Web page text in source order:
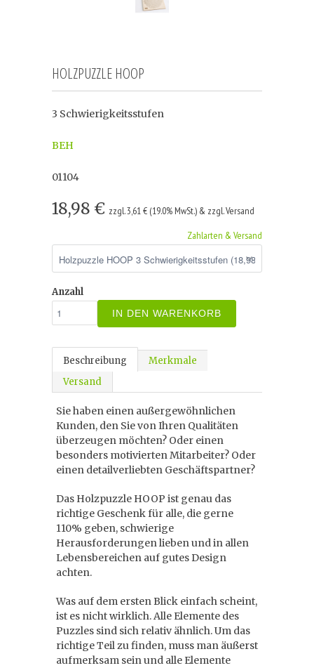
HOLZPUZZLE HOOP
3 Schwierigkeitsstufen
BEH
01104
18,98 € zzgl. 3,61 € (19.0% MwSt.) & zzgl. Versand
Zahlarten & Versand
Anzahl
IN DEN WARENKORB
Beschreibung
Merkmale
Versand
Sie haben einen außergewöhnlichen
Kunden, den Sie von Ihren Qualitäten
überzeugen möchten? Oder einen
besonders motivierten Mitarbeiter? Oder
einen detailverliebten Geschäftspartner?
Das Holzpuzzle HOOP ist genau das
richtige Geschenk für alle, die gerne
110% geben, schwierige
Herausforderungen lieben und in allen
Lebensbereichen auf gutes Design
achten.
Was auf dem ersten Blick einfach scheint,
ist es nicht wirklich. Alle Elemente des
Puzzles sind sich relativ ähnlich. Um das
richtige Teil zu finden, muss man äußerst
aufmerksam sein und alle Elemente